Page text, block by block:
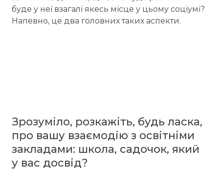
буде у неї взагалі якесь місце у цьому соціумі?
Напевно, це два головних таких аспекти.
Зрозуміло, розкажіть, будь ласка,
про вашу взаємодію з освітніми
закладами: школа, садочок, який
у вас досвід?